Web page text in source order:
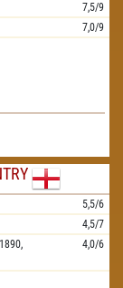
7,5/9
7,0/9
5,5/6
4,5/7
1890,
4,0/6